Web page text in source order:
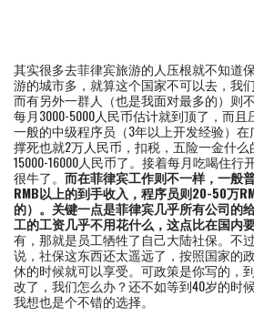
其实很多去菲律宾旅游的人压根就不知道
游的城市多，就算这个国家不可以去，我
而有另外一群人（也是我面对最多的）则
每月3000-5000人民币估计就到顶了，而且
一般的中级程序员（3年以上开发经验）
撑死也就2万人民币，扣税，五险一金什
15000-16000人民币了。接着每月吃喝住行
很牛了。 而在菲律宾工作则不一样，一般
RMB以上的到手收入，程序员则20-50万
的）。关键一点是菲律宾几乎所有公司的
工的工资几乎不用花什么，这点比在国内要
有，那就是员工牺牲了自己大陆社保。不
说，社保这东西还太遥远了，按照国家的
休的时候就可以享受。可政策是你写的，
改了，我们怎么办？还不如等到40岁的时
我想也是个不错的选择。